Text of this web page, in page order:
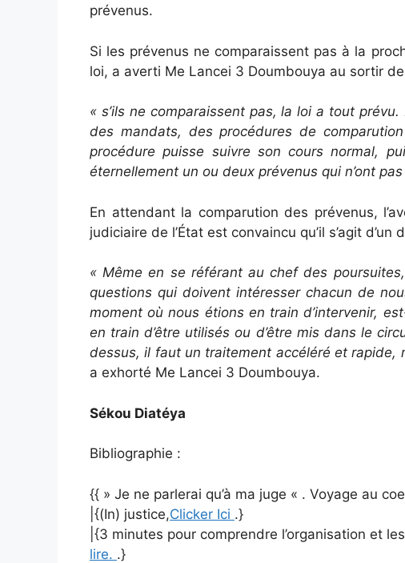
prévenus.
Si les prévenus ne comparaissent pas à la
loi, a averti Me Lancei 3 Doumbouya au sortir de
« s’ils ne comparaissent pas, la loi a tout
des mandats, des procédures de
procédure puisse suivre son cours normal,
éternellement un ou deux prévenus qui n’ont
En attendant la comparution des prévenus,
judiciaire de l’État est convaincu qu’il s’agit d’un
« Même en se référant au chef des
questions qui doivent intéresser chacun de
moment où nous étions en train d’intervenir,
en train d’être utilisés ou d’être mis dans le
dessus, il faut un traitement accéléré et rapide,
a exhorté Me Lancei 3 Doumbouya.
Sékou Diatéya
Bibliographie :
{{ » Je ne parlerai qu’à ma juge « . Voyage au
|{(In) justice,Clicker Ici .}
|{3 minutes pour comprendre l’organisation et
lire. .}